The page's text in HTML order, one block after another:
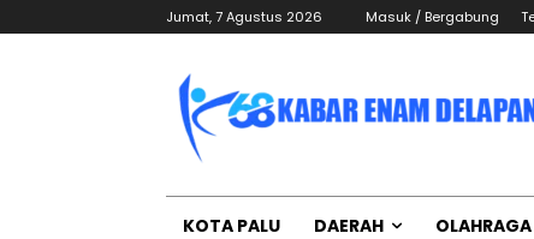
Jumat, 7 Agustus 2026 Masuk / Bergabung
KOTA PALU DAERAH OLAHRAGA